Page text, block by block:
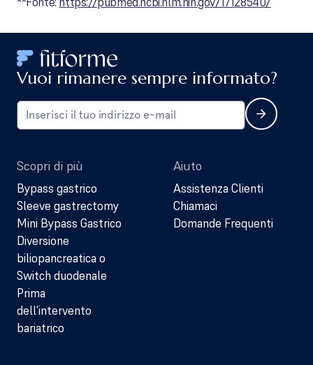
Vuoi rimanere sempre informato?
Scopri di più
Bypass gastrico
Sleeve gastrectomy
Mini Bypass Gastrico
Diversione
biliopancreatica o
Switch duodenale
Prima
dell’intervento
bariatrico
Aiuto
Assistenza Clienti
Chiamaci
Domande Frequenti